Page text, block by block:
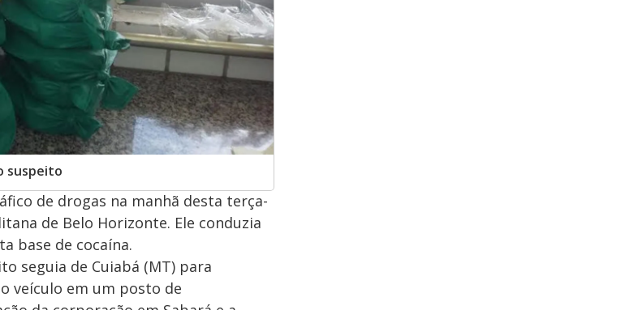
suspeito
de drogas na manhã desta terça-
de Belo Horizonte. Ele conduzia
base de cocaína.
seguia de Cuiabá (MT) para
veículo em um posto de